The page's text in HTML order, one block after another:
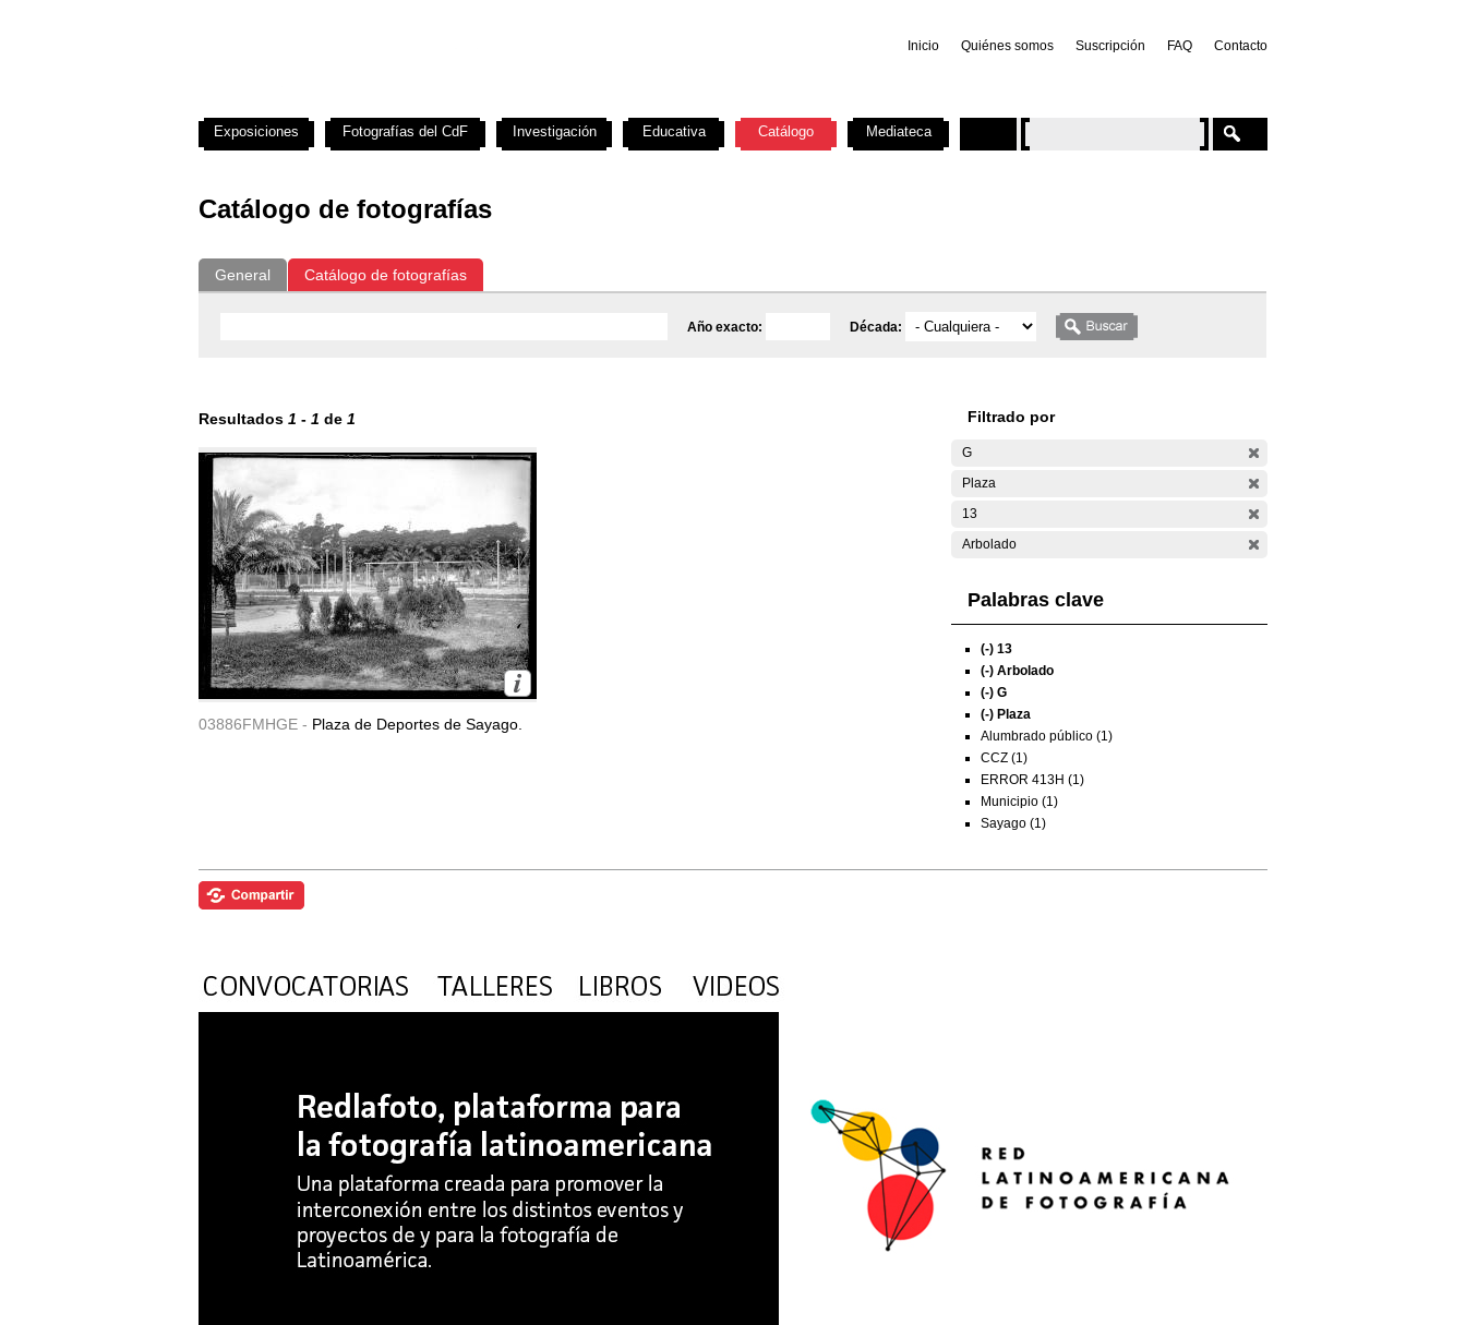
Inicio Quiénes somos Suscripción FAQ Contacto
Catálogo de fotografías
General Catálogo de fotografías
Año exacto: Década:
Resultados 1 - 1 de 1
03886FMHGE - Plaza de Deportes de Sayago.
Filtrado por
G
Plaza
13
Arbolado
Palabras clave
(-) 13
(-) Arbolado
(-) G
(-) Plaza
Alumbrado público (1)
CCZ (1)
ERROR 413H (1)
Municipio (1)
Sayago (1)
Exposiciones Fotografías del CdF Investigación Educativa Catálogo Mediateca